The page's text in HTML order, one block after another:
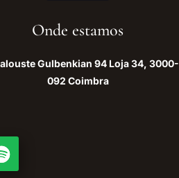
Onde estamos
Gulbenkian 94 Loja 34, 3000-
092 Coimbra